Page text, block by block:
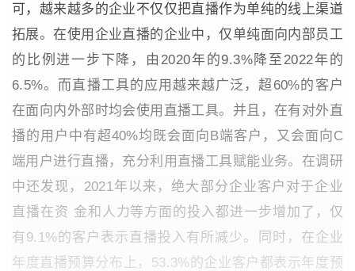
可，越来越多的企业不仅仅把直播作为单纯的线上渠道
拓展。在使用企业直播的企业中，仅单纯面向内部员工
的比例进一步下降，由2020年的9.3%降至2022年的
6.5%。而直播工具的应用越来越广泛，超60%的客户
在面向内外部时均会使用直播工具。并且，在有对外直
播的用户中有超40%均既会面向B端客户，又会面向C
端用户进行直播，充分利用直播工具赋能业务。在调研
中还发现，2021年以来，绝大部分企业客户对于企业
直播在资 金和人力等方面的投入都进一步增加了，仅
有9.1%的客户表示直播投入有所减少。同时，在企业
年度直播预算分布上，53.3%的企业客户都表示年度预